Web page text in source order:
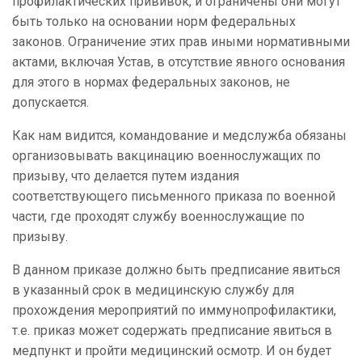
быть только на основании норм федеральных
законов. Ограничение этих прав иными нормативными
актами, включая Устав, в отсутствие явного основания
для этого в нормах федеральных законов, не
допускается.
Как нам видится, командование и медслужба обязаны
организовывать вакцинацию военнослужащих по
призыву, что делается путем издания
соответствующего письменного приказа по военной
части, где проходят службу военнослужащие по
призыву.
В данном приказе должно быть предписание явиться
в указанный срок в медицинскую службу для
прохождения мероприятий по иммунопрофилактики,
т.е. приказ может содержать предписание явиться в
медпункт и пройти медицинский осмотр. И он будет